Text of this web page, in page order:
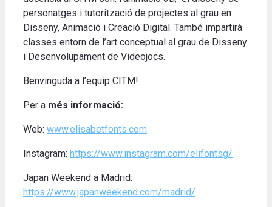
personatges i tutorització de projectes al grau en
Disseny, Animació i Creació Digital. També impartirà
classes entorn de l’art conceptual al grau de Disseny
i Desenvolupament de Videojocs.
Benvinguda a l’equip CITM!
Per a més informació:
Web: www.elisabetfonts.com
Instagram: https://www.instagram.com/elifontsg/
Japan Weekend a Madrid:
https://www.japanweekend.com/madrid/